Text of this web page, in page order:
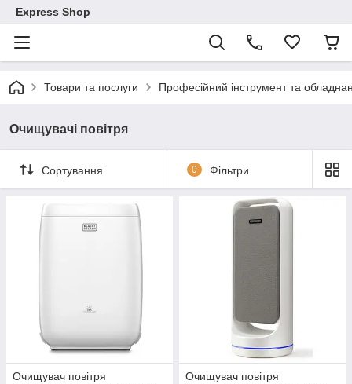
Express Shop
Товари та послуги Професійний інструмент та
Очищувачі повітря
Сортування 0 Фільтри
Очищувач повітря
Очищувач повітря